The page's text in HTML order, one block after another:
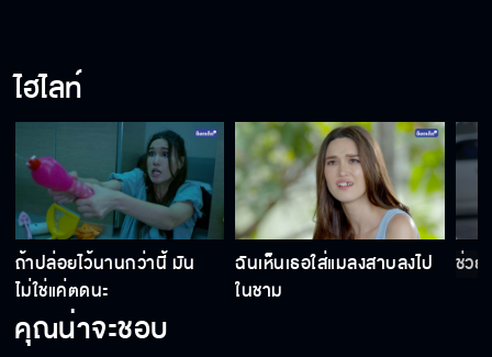
กูกินข้าวไม่ได้กินหญ้า
ลากไปกินที่อื่น
ไฮไลท์
ถ้าปล่อยไว้นานกว่านี้ มัน
ไม่ใช่แค่ตดนะ
ฉันเห็นเธอใส่แมลงสาบลงไป
ในชาม
ช่วย
คุณน่าจะชอบ